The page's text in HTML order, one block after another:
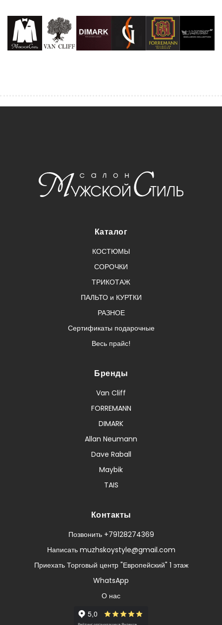
Каталог
КОСТЮМЫ
СОРОЧКИ
ТРИКОТАЖ
ПАЛЬТО и КУРТКИ
РАЗНОЕ
Сертификаты подарочные
Весь прайс!
Бренды
Van Cliff
FORREMANN
DIMARK
Allan Neumann
Dave Raball
Maybik
TAIS
Контакты
Позвонить +79128274369
Написать muzhskoystyle@gmail.com
Приехать Торговый центр "Европейский" 1 этаж
WhatsApp
О нас